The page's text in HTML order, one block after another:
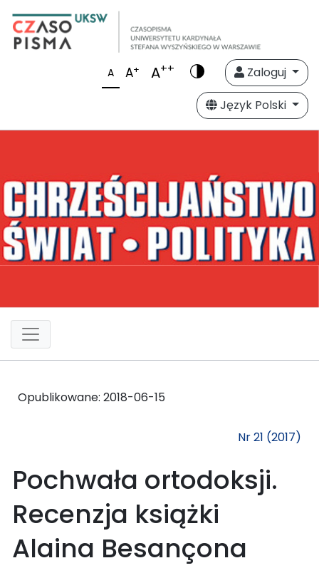
A A+ A++
Zaloguj
Język Polski
Opublikowane: 2018-06-15
Nr 21 (2017)
Pochwała ortodoksji.
Recenzja książki
Alaina Besançona